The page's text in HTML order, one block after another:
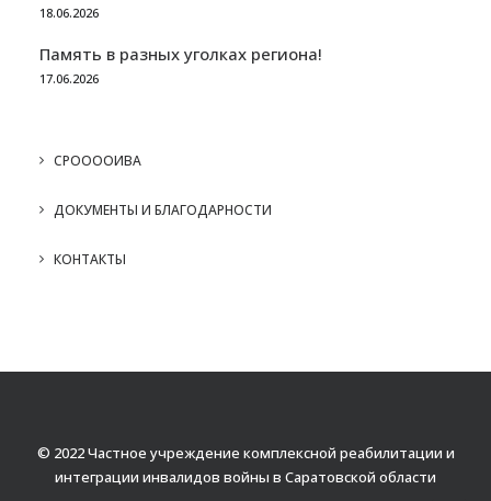
18.06.2026
Память в разных уголках региона!
17.06.2026
СРООООИВА
ДОКУМЕНТЫ И БЛАГОДАРНОСТИ
КОНТАКТЫ
© 2022 Частное учреждение комплексной реабилитации и
интеграции инвалидов войны в Саратовской области